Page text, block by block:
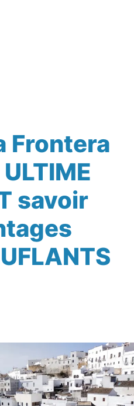
Frontera
savoir